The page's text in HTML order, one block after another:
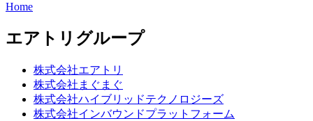
Home
エアトリグループ
株式会社エアトリ
株式会社まぐまぐ
株式会社ハイブリッドテクノロジーズ
株式会社インバウンドプラットフォーム